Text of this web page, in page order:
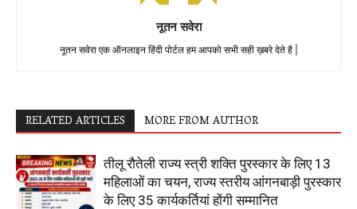
नूतन सवेरा
नूतन सवेरा एक ऑनलाइन हिंदी पोर्टल हम आपको सभी सही ख़बरे देते है |
RELATED ARTICLES MORE FROM AUTHOR
तीलू रौतेली राज्य स्त्री शक्ति पुरस्कार के लिए 13
महिलाओं का चयन, राज्य स्तरीय आंगनबाड़ी पुरस्कार
के लिए 35 कार्यकर्तियां होंगी सम्मानित